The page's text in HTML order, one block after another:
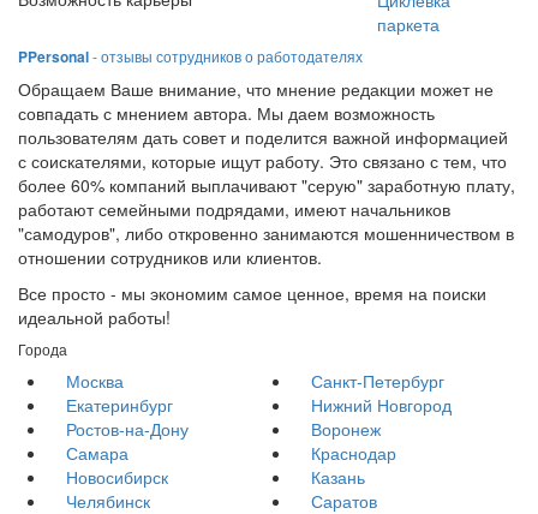
паркета
PPersonal- отзывы сотрудников о работодателях
Обращаем Ваше внимание, что мнение редакции может не
совпадать с мнением автора. Мы даем возможность
пользователям дать совет и поделится важной информацией
с соискателями, которые ищут работу. Это связано с тем, что
более 60% компаний выплачивают "серую" заработную плату,
работают семейными подрядами, имеют начальников
"самодуров", либо откровенно занимаются мошенничеством в
отношении сотрудников или клиентов.
Все просто - мы экономим самое ценное, время на поиски
идеальной работы!
Города
Москва
Санкт-Петербург
Екатеринбург
Нижний Новгород
Ростов-на-Дону
Воронеж
Самара
Краснодар
Новосибирск
Казань
Челябинск
Саратов